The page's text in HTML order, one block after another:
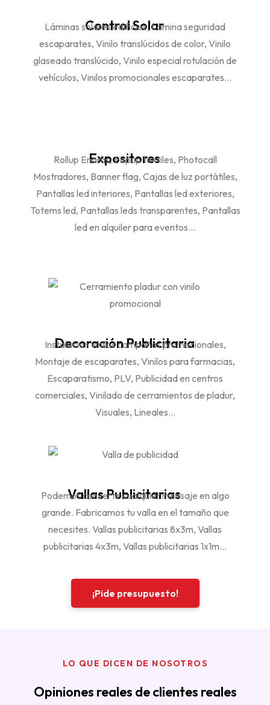
Control Solar
Láminas solares edificios, Lámina seguridad
escaparates, Vinilo translúcidos de color, Vinilo
glaseado translúcido, Vinilo especial rotulación de
vehículos, Vinilos promocionales escaparates...
Expositores
Rollup Enaras, Popup textiles, Photocall
Mostradores, Banner flag, Cajas de luz portátiles,
Pantallas led interiores, Pantallas led exteriores,
Totems led, Pantallas leds transparentes, Pantallas
led en alquiler para eventos...
Decoración Publicitaria
Instalación vinilos campañas promocionales,
Montaje de escaparates, Vinilos para farmacias,
Escaparatismo, PLV, Publicidad en centros
comerciales, Vinilado de cerramientos de pladur,
Visuales, Lineales...
Vallas Publicitarias
Podemos convertir cualquier mensaje en algo
grande. Fabricamos tu valla en el tamaño que
necesites. Vallas publicitarias 8x3m, Vallas
publicitarias 4x3m, Vallas publicitarias 1x1m...
¡Pide presupuesto!
LO QUE DICEN DE NOSOTROS
Opiniones reales de clientes reales